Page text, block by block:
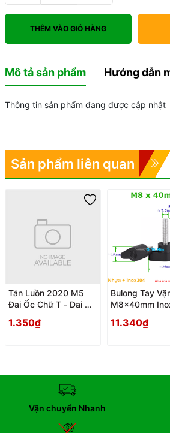
THÊM VÀO GIỎ HÀNG
Mô tả sản phẩm Hướng dẫn
Thông tin sản phẩm đang được cập nhật
Sản phẩm liên quan
Tán Luồn 2020 M5
Đai Ốc Chữ T - Dai Oc
1.350₫
Bulong Tay
M8x40mm
11.340₫
Vận chuyển Nhanh